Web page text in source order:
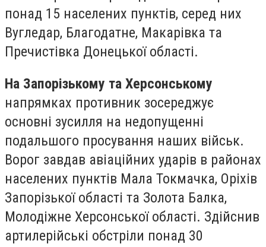
понад 15 населених пунктів, серед них
Вугледар, Благодатне, Макарівка та
Пречистівка Донецької області.
На Запорізькому та Херсонському
напрямках противник зосереджує
основні зусилля на недопущенні
подальшого просування наших військ.
Ворог завдав авіаційних ударів в районах
населених пунктів Мала Токмачка, Оріхів
Запорізької області та Золота Балка,
Молодіжне Херсонської області. Здійснив
артилерійські обстріли понад 30